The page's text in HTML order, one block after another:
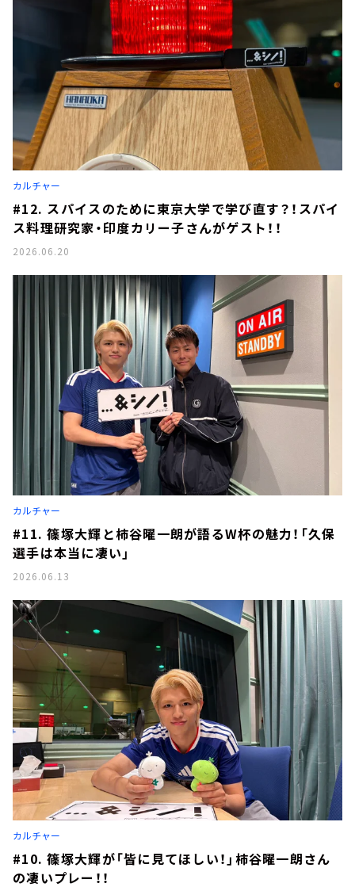
カルチャー
#12. スパイスのために東京大学で学び直す？！スパイ
ス料理研究家・印度カリー子さんがゲスト！！
2026.06.20
カルチャー
#11. 篠塚大輝と柿谷曜一朗が語るW杯の魅力！「久保
選手は本当に凄い」
2026.06.13
カルチャー
#10. 篠塚大輝が「皆に見てほしい！」柿谷曜一朗さん
の凄いプレー！！